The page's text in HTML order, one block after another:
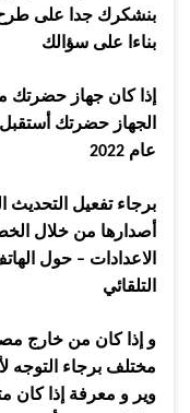
بنشكرك جدا على
بناءا على سؤالك
إذا كان جهاز حضرتك
الجهاز حضرتك أستقبل
عام 2022
برجاء تفعيل التحديث
أصدارها من خلال
الاعدادات – حول
التلقائي
و إذا كان من خارج
مختلف برجاء
وير و معرفة إذا كان